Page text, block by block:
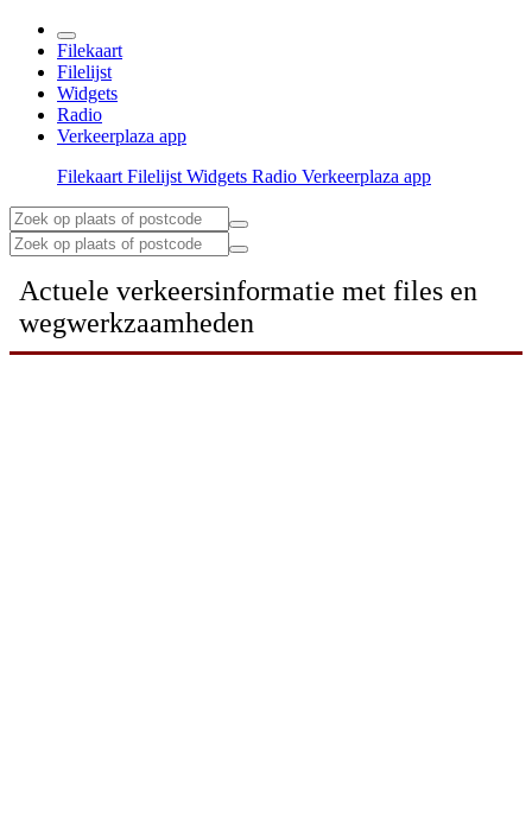
Filekaart
Filelijst
Widgets
Radio
Verkeerplaza app
Filekaart Filelijst Widgets Radio Verkeerplaza app
Actuele verkeersinformatie met files en
wegwerkzaamheden